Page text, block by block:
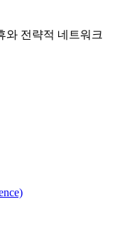
와 전략적 네트워크